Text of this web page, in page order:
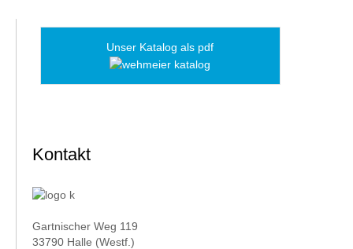
Unser Katalog als pdf
Kontakt
Gartnischer Weg 119
33790 Halle (Westf.)